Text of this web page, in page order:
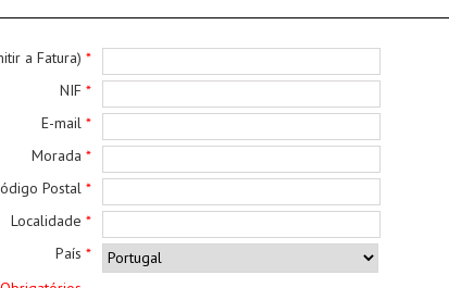
a Fatura) *
NIF *
E-mail *
Morada *
Postal *
Localidade *
País *